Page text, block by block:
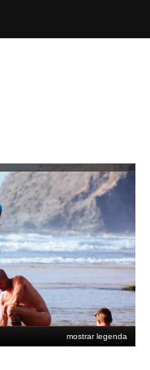
mostrar legenda